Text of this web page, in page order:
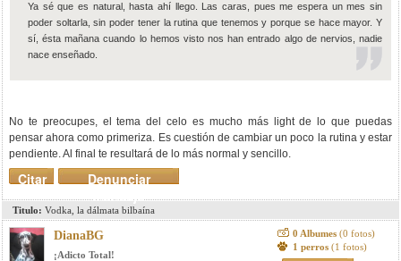
Ya sé que es natural, hasta ahí llego. Las caras, pues me espera un mes sin
poder soltarla, sin poder tener la rutina que tenemos y porque se hace mayor. Y
sí, ésta mañana cuando lo hemos visto nos han entrado algo de nervios, nadie
nace enseñado.
No te preocupes, el tema del celo es mucho más light de lo que puedas
pensar ahora como primeriza. Es cuestión de cambiar un poco la rutina y estar
pendiente. Al final te resultará de lo más normal y sencillo.
Denunciar
mensaje
Citar
Titulo: Vodka, la dálmata bilbaína
DianaBG
¡Adicto Total!
0 Albumes (0 fotos)
1 perros (1 fotos)